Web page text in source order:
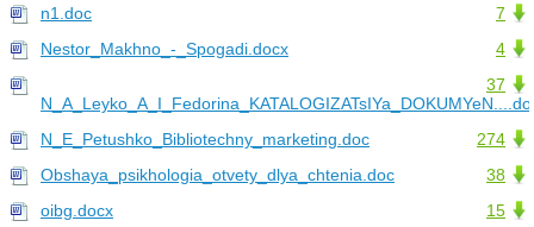
7
n1.doc
4
Nestor_Makhno_-_Spogadi.docx
37
274
N_E_Petushko_Bibliotechny_marketing.doc
38
Obshaya_psikhologia_otvety_dlya_chtenia.doc
15
oibg.docx